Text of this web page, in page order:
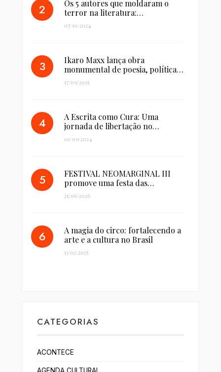
Os 5 autores que moldaram o
terror na literatura:…
07/10/2024
Ikaro Maxx lança obra
monumental de poesia, política…
17/09/2025
A Escrita como Cura: Uma
jornada de libertação no…
02/09/2024
FESTIVAL NEOMARGINAL III
promove uma festa das…
25/06/2026
A magia do circo: fortalecendo a
arte e a cultura no Brasil
13/02/2025
CATEGORIAS
ACONTECE